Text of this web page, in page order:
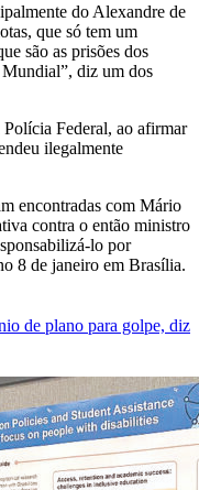
do Alexandre de
que só tem um
são as prisões dos
Mundial”, diz um dos
Federal, ao afirmar
ilegalmente
encontradas com Mário
contra o então ministro
lo por
8 de janeiro em Brasília.
de plano para golpe, diz